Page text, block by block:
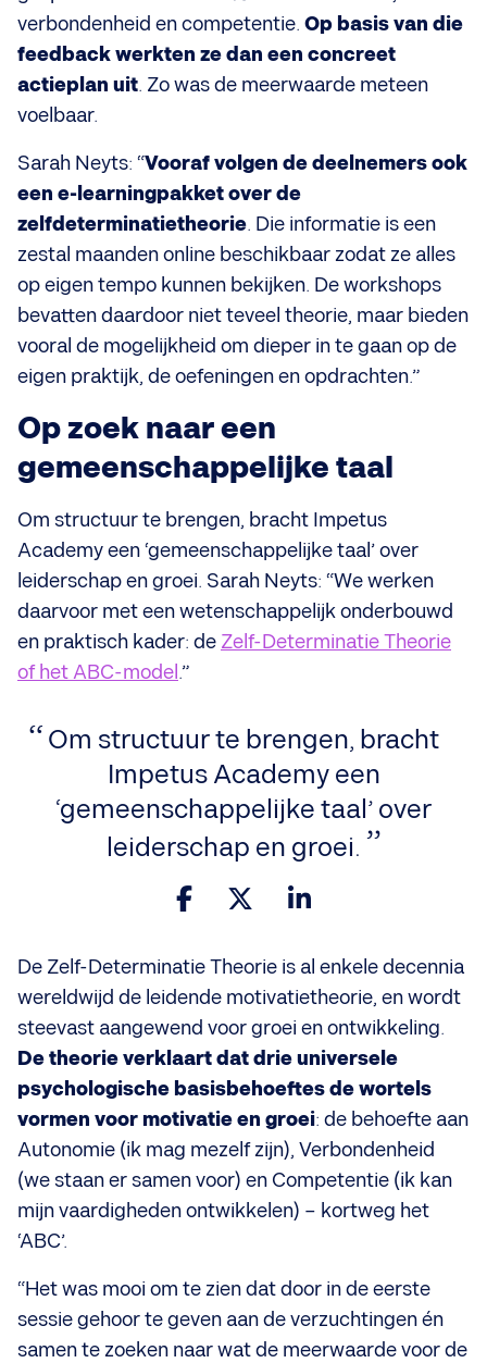
verbondenheid en competentie. Op basis van die
feedback werkten ze dan een concreet
actieplan uit. Zo was de meerwaarde meteen
voelbaar.
Sarah Neyts: “Vooraf volgen de deelnemers ook
een e-learningpakket over de
zelfdeterminatietheorie. Die informatie is een
zestal maanden online beschikbaar zodat ze alles
op eigen tempo kunnen bekijken. De workshops
bevatten daardoor niet teveel theorie, maar bieden
vooral de mogelijkheid om dieper in te gaan op de
eigen praktijk, de oefeningen en opdrachten.”
Op zoek naar een
gemeenschappelijke taal
Om structuur te brengen, bracht Impetus
Academy een ‘gemeenschappelijke taal’ over
leiderschap en groei. Sarah Neyts: “We werken
daarvoor met een wetenschappelijk onderbouwd
en praktisch kader: de Zelf-Determinatie Theorie
of het ABC-model .”
Om structuur te brengen, bracht
Impetus Academy een
‘gemeenschappelijke taal’ over
leiderschap en groei.
De Zelf-Determinatie Theorie is al enkele decennia
wereldwijd de leidende motivatietheorie, en wordt
steevast aangewend voor groei en ontwikkeling.
De theorie verklaart dat drie universele
psychologische basisbehoeftes de wortels
vormen voor motivatie en groei: de behoefte aan
Autonomie (ik mag mezelf zijn), Verbondenheid
(we staan er samen voor) en Competentie (ik kan
mijn vaardigheden ontwikkelen) – kortweg het
‘ABC’.
“Het was mooi om te zien dat door in de eerste
sessie gehoor te geven aan de verzuchtingen én
samen te zoeken naar wat de meerwaarde voor de